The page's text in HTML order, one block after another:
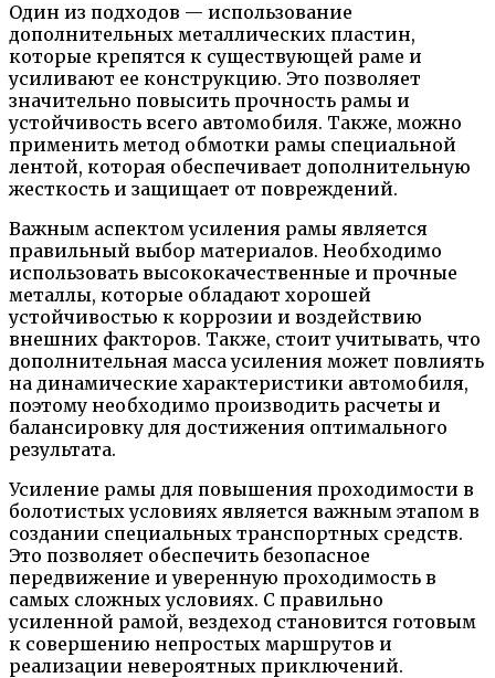
Один из подходов — использование
дополнительных металлических пластин,
которые крепятся к существующей раме и
усиливают ее конструкцию. Это позволяет
значительно повысить прочность рамы и
устойчивость всего автомобиля. Также, можно
применить метод обмотки рамы специальной
лентой, которая обеспечивает дополнительную
жесткость и защищает от повреждений.
Важным аспектом усиления рамы является
правильный выбор материалов. Необходимо
использовать высококачественные и прочные
металлы, которые обладают хорошей
устойчивостью к коррозии и воздействию
внешних факторов. Также, стоит учитывать, что
дополнительная масса усиления может повлиять
на динамические характеристики автомобиля,
поэтому необходимо производить расчеты и
балансировку для достижения оптимального
результата.
Усиление рамы для повышения проходимости в
болотистых условиях является важным этапом в
создании специальных транспортных средств.
Это позволяет обеспечить безопасное
передвижение и уверенную проходимость в
самых сложных условиях. С правильно
усиленной рамой, вездеход становится готовым
к совершению непростых маршрутов и
реализации невероятных приключений.